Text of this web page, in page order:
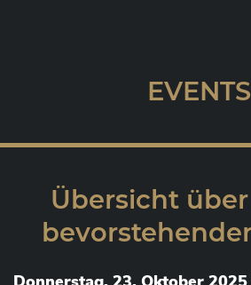
EVENTS
Übersicht